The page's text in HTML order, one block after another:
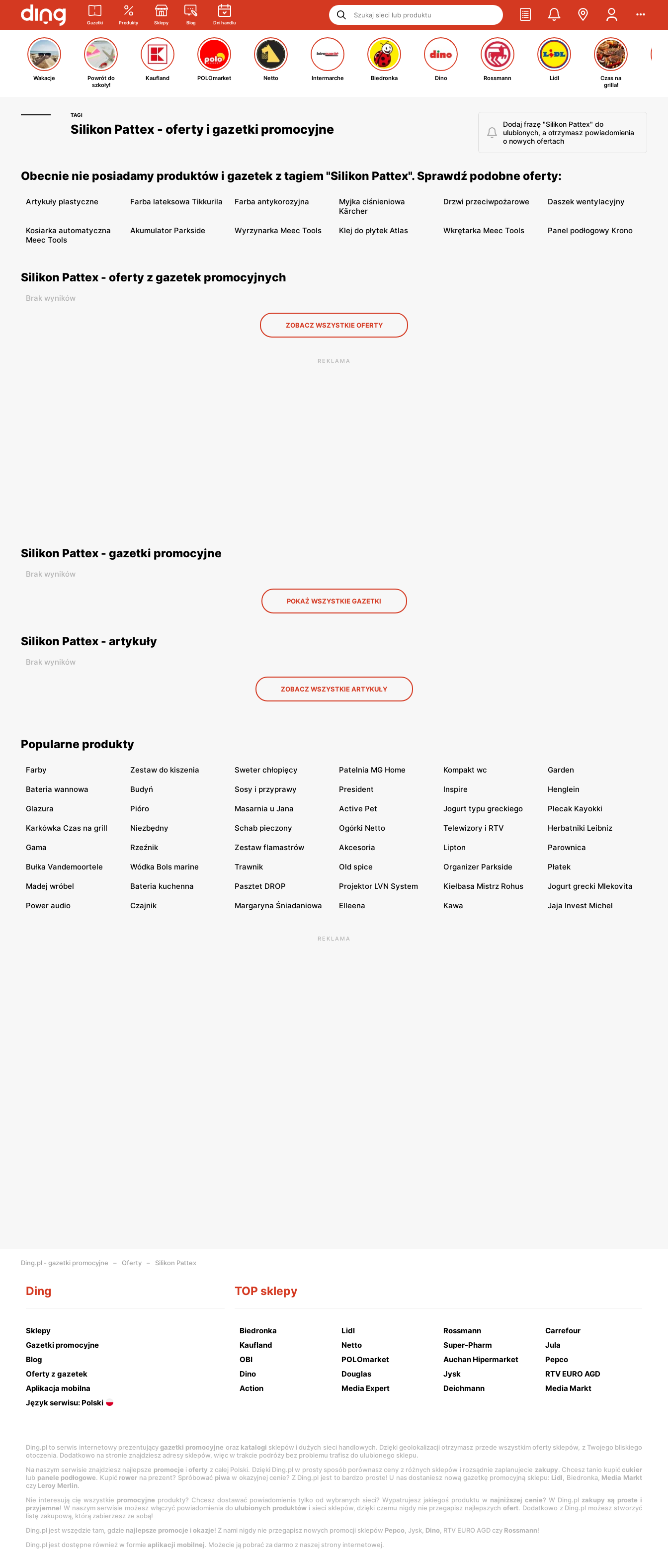
Gazetki Produkty Sklepy Blog Dni handlu
Wakacje
Powrót do
szkoły!
Kaufland POLOmarket Netto Intermarche Biedronka Dino Rossmann Lidl
Czas na
grilla!
TAGI
Silikon Pattex - oferty i gazetki promocyjne
Dodaj frazę "Silikon Pattex" do
ulubionych, a otrzymasz powiadomienia
o nowych ofertach
Obecnie nie posiadamy produktów i gazetek z tagiem "Silikon Pattex". Sprawdź podobne oferty:
Artykuły plastyczne Farba lateksowa Tikkurila Farba antykorozyjna
Myjka ciśnieniowa
Kärcher
Drzwi przeciwpożarowe Daszek wentylacyjny
Kosiarka automatyczna
Meec Tools
Akumulator Parkside Wyrzynarka Meec Tools Klej do płytek Atlas Wkrętarka Meec Tools Panel podłogowy Krono
Silikon Pattex - oferty z gazetek promocyjnych
Brak wyników
ZOBACZ WSZYSTKIE OFERTY
REKLAMA
Silikon Pattex - gazetki promocyjne
Brak wyników
POKAŻ WSZYSTKIE GAZETKI
Silikon Pattex - artykuły
Brak wyników
ZOBACZ WSZYSTKIE ARTYKUŁY
Popularne produkty
Farby Zestaw do kiszenia Sweter chłopięcy Patelnia MG Home Kompakt wc Garden
Bateria wannowa Budyń Sosy i przyprawy President Inspire Henglein
Glazura Pióro Masarnia u Jana Active Pet Jogurt typu greckiego Plecak Kayokki
Karkówka Czas na grill Niezbędny Schab pieczony Ogórki Netto Telewizory i RTV Herbatniki Leibniz
Gama Rzeźnik Zestaw flamastrów Akcesoria Lipton Parownica
Bułka Vandemoortele Wódka Bols marine Trawnik Old spice Organizer Parkside Płatek
Madej wróbel Bateria kuchenna Pasztet DROP Projektor LVN System Kiełbasa Mistrz Rohus Jogurt grecki Mlekovita
Power audio Czajnik Margaryna Śniadaniowa Elleena Kawa Jaja Invest Michel
REKLAMA
Ding.pl - gazetki promocyjne Oferty Silikon Pattex
Ding
Sklepy
Gazetki promocyjne
Blog
Oferty z gazetek
Aplikacja mobilna
Język serwisu: Polski
TOP sklepy
Biedronka Lidl Rossmann
Carrefour
Kaufland
Netto Super-Pharm
Jula
OBI
POLOmarket Auchan Hipermarket
Pepco
Dino
Douglas Jysk
RTV EURO AGD
Action
Media Expert Deichmann Media Markt
Ding.pl to serwis internetowy prezentującygazetki promocyjne oraz katalogi sklepów i dużych sieci handlowych. Dzięki geolokalizacji otrzymasz przede wszystkim oferty sklepów, z Twojego bliskiego
otoczenia. Dodatkowo na stronie znajdziesz adresy sklepów, więc w trakcie podróży bez problemu trafisz do ulubionego sklepu.
Na naszym serwisie znajdziesz najlepsze promocje ioferty z całej Polski. Dzięki Ding.pl w prosty sposób porównasz ceny z różnych sklepów i rozsądnie zaplanujecie zakupy. Chcesz tanio kupićcukier
lub panele podłogowe. Kupić rower na prezent? Spróbować piwa w okazyjnej cenie? Z Ding.pl jest to bardzo proste! U nas dostaniesz nową gazetkę promocyjną sklepu: Lidl, Biedronka, Media Markt
czy Leroy Merlin.
Nie interesują cię wszystkie promocyjne produkty? Chcesz dostawać powiadomienia tylko od wybranych sieci? Wypatrujesz jakiegoś produktu w najniższej cenie? W Ding.pl zakupy są proste i
przyjemne! W naszym serwisie możesz włączyć powiadomienia do ulubionych produktów i sieci sklepów, dzięki czemu nigdy nie przegapisz najlepszychofert. Dodatkowo z Ding.pl możesz stworzyć
listę zakupową, którą zabierzesz ze sobą!
Ding.pl jest wszędzie tam, gdzie najlepsze promocje i okazje! Z nami nigdy nie przegapisz nowych promocji sklepów Pepco, Jysk, Dino, RTV EURO AGD czy Rossmann!
Ding.pl jest dostępne również w formie aplikacji mobilnej. Możecie ją pobrać za darmo z naszej strony internetowej.